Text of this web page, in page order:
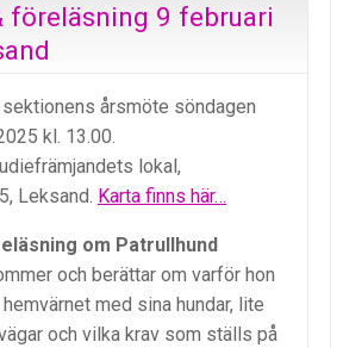
föreläsning 9 februari
årsmöte söndagen
kl. 13.00.
lokal,
Leksand. Karta finns här…
om Patrullhund
och berättar om varför hon
med sina hundar, lite
och vilka krav som ställs på